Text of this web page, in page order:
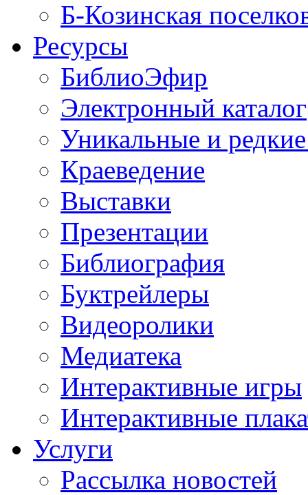
Б-Козинская
Ресурсы
БиблиоЭфир
Электронный каталог
Уникальные и
Краеведение
Выставки
Презентации
Библиография
Буктрейлеры
Видеоролики
Медиатека
Интерактивные игры
Интерактивные
Услуги
Рассылка новостей